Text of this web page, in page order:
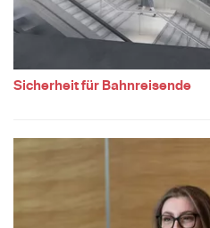
Sicherheit für Bahnreisende